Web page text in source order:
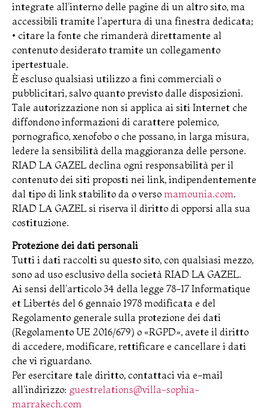
integrate all'interno delle pagine di un altro sito, ma
accessibili tramite l'apertura di una finestra dedicata;
• citare la fonte che rimanderà direttamente al
contenuto desiderato tramite un collegamento
ipertestuale.
È escluso qualsiasi utilizzo a fini commerciali o
pubblicitari, salvo quanto previsto dalle disposizioni.
Tale autorizzazione non si applica ai siti Internet che
diffondono informazioni di carattere polemico,
pornografico, xenofobo o che possano, in larga misura,
ledere la sensibilità della maggioranza delle persone.
RIAD LA GAZEL declina ogni responsabilità per il
contenuto dei siti proposti nei link, indipendentemente
dal tipo di link stabilito da o verso mamounia.com.
RIAD LA GAZEL si riserva il diritto di opporsi alla sua
costituzione.
Protezione dei dati personali
Tutti i dati raccolti su questo sito, con qualsiasi mezzo,
sono ad uso esclusivo della società RIAD LA GAZEL.
Ai sensi dell'articolo 34 della legge 78-17 Informatique
et Libertés del 6 gennaio 1978 modificata e del
Regolamento generale sulla protezione dei dati
(Regolamento UE 2016/679) o «RGPD», avete il diritto
di accedere, modificare, rettificare e cancellare i dati
che vi riguardano.
Per esercitare tale diritto, contattaci via e-mail
all'indirizzo: guestrelations@villa-sophia-
marrakech.com